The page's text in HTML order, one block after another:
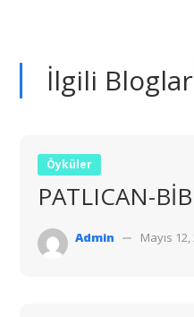
İlgili Bloglar
Öyküler
PATLICAN-
Admin Mayıs